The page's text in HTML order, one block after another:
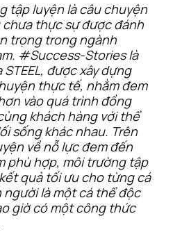
tập luyện là câu chuyện
thực sự được đánh
trọng trong ngành
#Success-Stories là
được xây dựng
thực tế, nhằm đem
vào quá trình đồng
khách hàng với thể
sống khác nhau. Trên
về nỗ lực đem đến
phù hợp, môi trường tập
quả tối ưu cho từng cá
người là một cá thể độc
giờ có một công thức